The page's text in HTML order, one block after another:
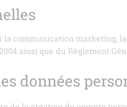
communication marketing,
ainsi que du Règlement
données